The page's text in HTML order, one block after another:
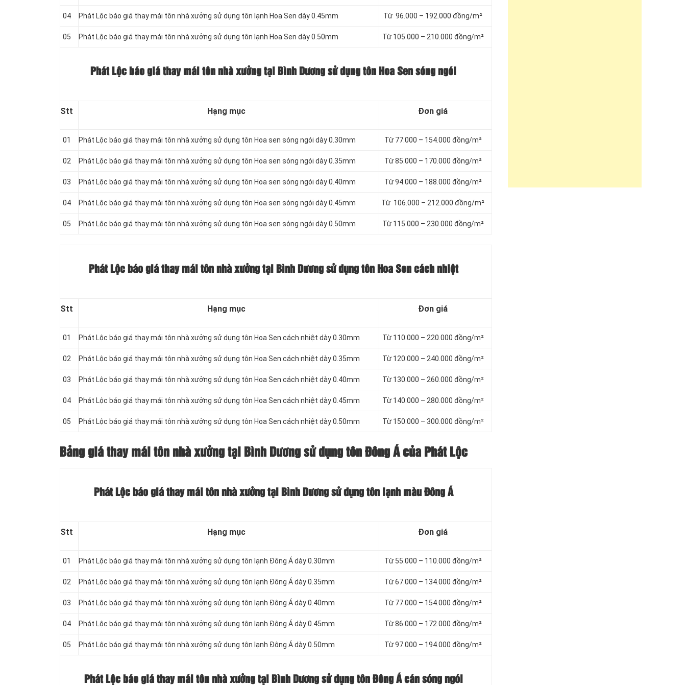
04 Phát Lộc báo giá thay mái tôn nhà xưởng sử dụng tôn lạnh Hoa Sen dày 0.45mm Từ 96.000 – 192.000 đồng/m²
05 Phát Lộc báo giá thay mái tôn nhà xưởng sử dụng tôn lạnh Hoa Sen dày 0.50mm Từ 105.000 – 210.000 đồng/m²
Phát Lộc báo giá thay mái tôn nhà xưởng tại Bình Dương sử dụng tôn Hoa Sen sóng ngói
Stt Hạng mục Đơn giá
01 Phát Lộc báo giá thay mái tôn nhà xưởng sử dụng tôn Hoa sen sóng ngói dày 0.30mm Từ 77.000 – 154.000 đồng/m²
02 Phát Lộc báo giá thay mái tôn nhà xưởng sử dụng tôn Hoa sen sóng ngói dày 0.35mm Từ 85.000 – 170.000 đồng/m²
03 Phát Lộc báo giá thay mái tôn nhà xưởng sử dụng tôn Hoa sen sóng ngói dày 0.40mm Từ 94.000 – 188.000 đồng/m²
04 Phát Lộc báo giá thay mái tôn nhà xưởng sử dụng tôn Hoa sen sóng ngói dày 0.45mm Từ 106.000 – 212.000 đồng/m²
05 Phát Lộc báo giá thay mái tôn nhà xưởng sử dụng tôn Hoa sen sóng ngói dày 0.50mm Từ 115.000 – 230.000 đồng/m²
Phát Lộc báo giá thay mái tôn nhà xưởng tại Bình Dương sử dụng tôn Hoa Sen cách nhiệt
Stt Hạng mục Đơn giá
01 Phát Lộc báo giá thay mái tôn nhà xưởng sử dụng tôn Hoa Sen cách nhiệt dày 0.30mm Từ 110.000 – 220.000 đồng/m²
02 Phát Lộc báo giá thay mái tôn nhà xưởng sử dụng tôn Hoa Sen cách nhiệt dày 0.35mm Từ 120.000 – 240.000 đồng/m²
03 Phát Lộc báo giá thay mái tôn nhà xưởng sử dụng tôn Hoa Sen cách nhiệt dày 0.40mm Từ 130.000 – 260.000 đồng/m²
04 Phát Lộc báo giá thay mái tôn nhà xưởng sử dụng tôn Hoa Sen cách nhiệt dày 0.45mm Từ 140.000 – 280.000 đồng/m²
05 Phát Lộc báo giá thay mái tôn nhà xưởng sử dụng tôn Hoa Sen cách nhiệt dày 0.50mm Từ 150.000 – 300.000 đồng/m²
Bảng giá thay mái tôn nhà xưởng tại Bình Dương sử dụng tôn Đông Á của Phát Lộc
Phát Lộc báo giá thay mái tôn nhà xưởng tại Bình Dương sử dụng tôn lạnh màu Đông Á
Stt Hạng mục Đơn giá
01 Phát Lộc báo giá thay mái tôn nhà xưởng sử dụng tôn lạnh Đông Á dày 0.30mm Từ 55.000 – 110.000 đồng/m²
02 Phát Lộc báo giá thay mái tôn nhà xưởng sử dụng tôn lạnh Đông Á dày 0.35mm Từ 67.000 – 134.000 đồng/m²
03 Phát Lộc báo giá thay mái tôn nhà xưởng sử dụng tôn lạnh Đông Á dày 0.40mm Từ 77.000 – 154.000 đồng/m²
04 Phát Lộc báo giá thay mái tôn nhà xưởng sử dụng tôn lạnh Đông Á dày 0.45mm Từ 86.000 – 172.000 đồng/m²
05 Phát Lộc báo giá thay mái tôn nhà xưởng sử dụng tôn lạnh Đông Á dày 0.50mm Từ 97.000 – 194.000 đồng/m²
Phát Lộc báo giá thay mái tôn nhà xưởng tại Bình Dương sử dụng tôn Đông Á cán sóng ngói